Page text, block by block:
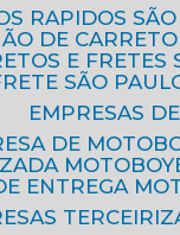
RAPIDOS
DE
E
SÃO
EMPRESAS
DE
MOTOBOY
ENTREGA